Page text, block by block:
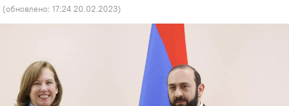
(обновлено: 17:24 20.02.2023)